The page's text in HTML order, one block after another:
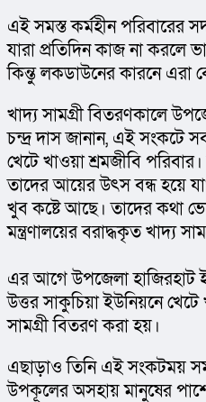
এই সমস্ত কর্মহীন পরিবারের
যারা প্রতিদিন কাজ না করলে
কিন্তু লকডাউনের কারনে এরা
খাদ্য সামগ্রী বিতরণকালে
চন্দ্র দাস জানান, এই সংকটে
খেটে খাওয়া শ্রমজীবি
তাদের আয়ের উৎস বন্ধ হয়ে
খুব কষ্টে আছে। তাদের কথা
মন্ত্রণালয়ের বরাদ্ধকৃত খাদ্য
এর আগে উপজেলা হাজিরহাট
উত্তর সাকুচিয়া ইউনিয়নে
সামগ্রী বিতরণ করা হয়।
এছাড়াও তিনি এই সংকটময়
উপকূলের অসহায় মানুষের